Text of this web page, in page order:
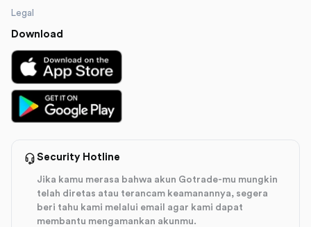
Legal
Download
Security Hotline
Jika kamu merasa bahwa akun Gotrade-mu mungkin
telah diretas atau terancam keamanannya, segera
beri tahu kami melalui email agar kami dapat
membantu mengamankan akunmu.